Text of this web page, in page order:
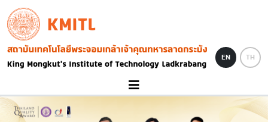
Skip to main content
KMITL
Image
EN TH